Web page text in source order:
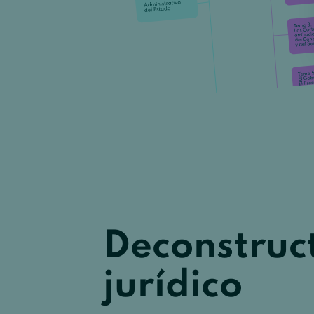
jurídico